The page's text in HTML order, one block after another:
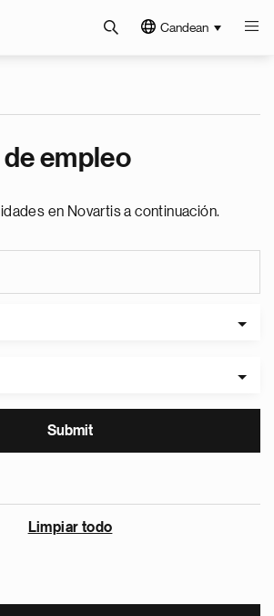
Candean
empleo
en Novartis a continuación.
Limpiar todo